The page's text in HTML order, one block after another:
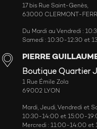
17 bis Rue Saint-Genès,
63000 CLERMONT-
Du Mardi au Vendredi :
Samedi : 10:30-12:30 et
PIERRE
Boutique Quartier
1 Rue Émile Zola
69002 LYON
Mardi, Jeudi, Vendredi et
10:30-14:00 et 15:00-
Mercredi : 11:00-14:00 et